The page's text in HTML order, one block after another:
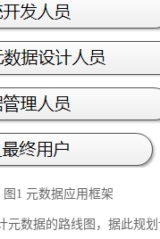
图1 元数据应用框架
数据的路线图，据此规